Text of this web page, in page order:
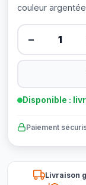
couleur
−
Disponible :
Paiement
Livraison